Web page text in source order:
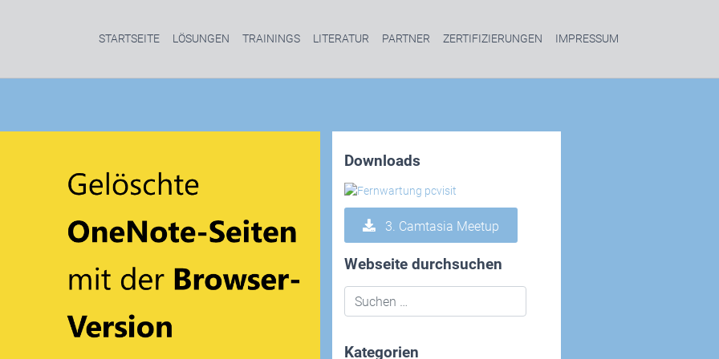
STARTSEITE LÖSUNGEN TRAININGS LITERATUR PARTNER ZERTIFIZIERUNGEN IMPRESSUM
Downloads
3. Camtasia Meetup
Webseite durchsuchen
Kategorien